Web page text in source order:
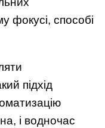
фокусі, способі
підхід
і водночас